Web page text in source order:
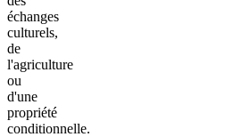
échanges
culturels,
de
l'agriculture
ou
d'une
propriété
conditionnelle.